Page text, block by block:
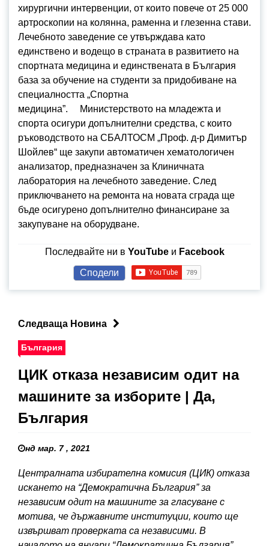
хирургични интервенции, от които повече от 25 000
артроскопии на колянна, раменна и глезенна стави.
Лечебното заведение се утвърждава като
единствено и водещо в страната в развитието на
спортната медицина и единствената в България
база за обучение на студенти за придобиване на
специалността „Спортна
медицина”. Министерството на младежта и
спорта осигури допълнителни средства, с които
ръководството на СБАЛТОСМ „Проф. д-р Димитър
Шойлев“ ще закупи автоматичен хематологичен
анализатор, предназначен за Клиничната
лаборатория на лечебното заведение. След
приключването на ремонта на новата сграда ще
бъде осигурено допълнително финансиране за
закупуване на оборудване.
Последвайте ни в YouTubeи Facebook
Сподели
Следваща Новина
България
ЦИК отказа независим одит на
машините за изборите | Да,
България
нд мар. 7 , 2021
Централната избирателна комисия (ЦИК) отказа
искането на “Демократична България” за
независим одит на машините за гласуване с
мотива, че държавните институции, които ще
извършват проверката са независими. В